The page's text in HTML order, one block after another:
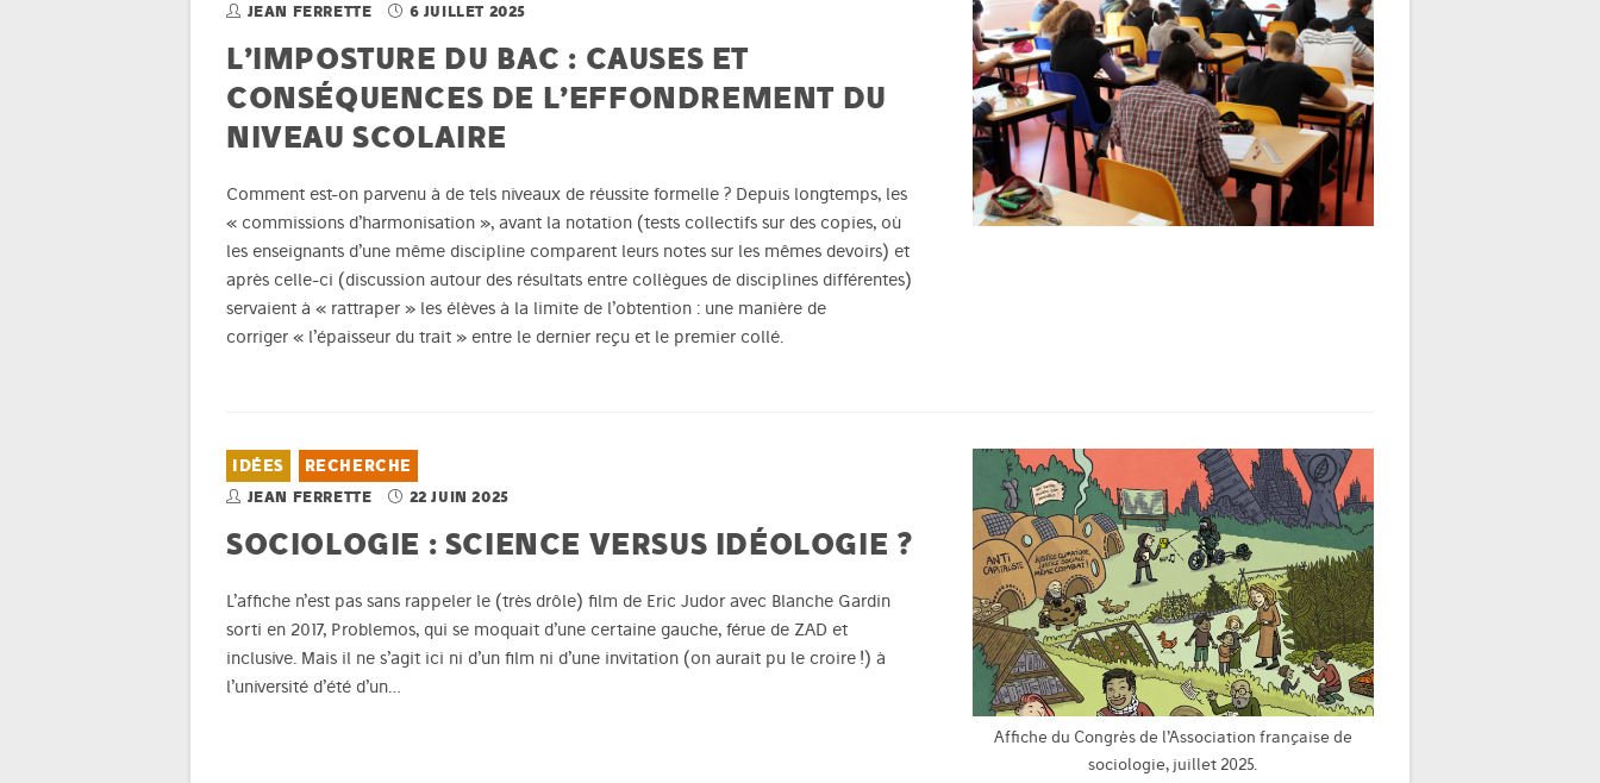
JEAN FERRETTE 6 JUILLET 2025
L’IMPOSTURE DU BAC : CAUSES ET
CONSÉQUENCES DE L’EFFONDREMENT DU
NIVEAU SCOLAIRE
Comment est-on parvenu à de tels niveaux de réussite formelle ? Depuis longtemps, les
« commissions d’harmonisation », avant la notation (tests collectifs sur des copies, où
les enseignants d’une même discipline comparent leurs notes sur les mêmes devoirs) et
après celle-ci (discussion autour des résultats entre collègues de disciplines différentes)
servaient à « rattraper » les élèves à la limite de l’obtention : une manière de
corriger « l’épaisseur du trait » entre le dernier reçu et le premier collé.
IDÉES RECHERCHE
JEAN FERRETTE 22 JUIN 2025
SOCIOLOGIE : SCIENCE VERSUS IDÉOLOGIE ?
L’affiche n’est pas sans rappeler le (très drôle) film de Eric Judor avec Blanche Gardin
sorti en 2017, Problemos, qui se moquait d’une certaine gauche, férue de ZAD et
inclusive. Mais il ne s’agit ici ni d’un film ni d’une invitation (on aurait pu le croire !) à
l’université d’été d’un…
Affiche du Congrès de l’Association française de
sociologie, juillet 2025.